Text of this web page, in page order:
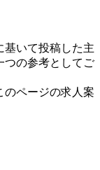
いて投稿した主
つの参考としてご
ページの求人案